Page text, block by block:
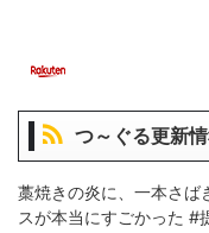
つ～ぐる更新
藁焼きの炎に、一本さば
スが本当にすごかった #